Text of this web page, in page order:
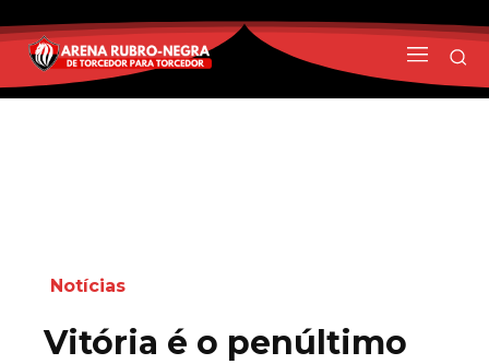
Notícias
Vitória é o penúltimo